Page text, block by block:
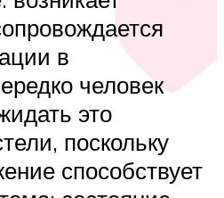
в
человек
это
поскольку
способствует